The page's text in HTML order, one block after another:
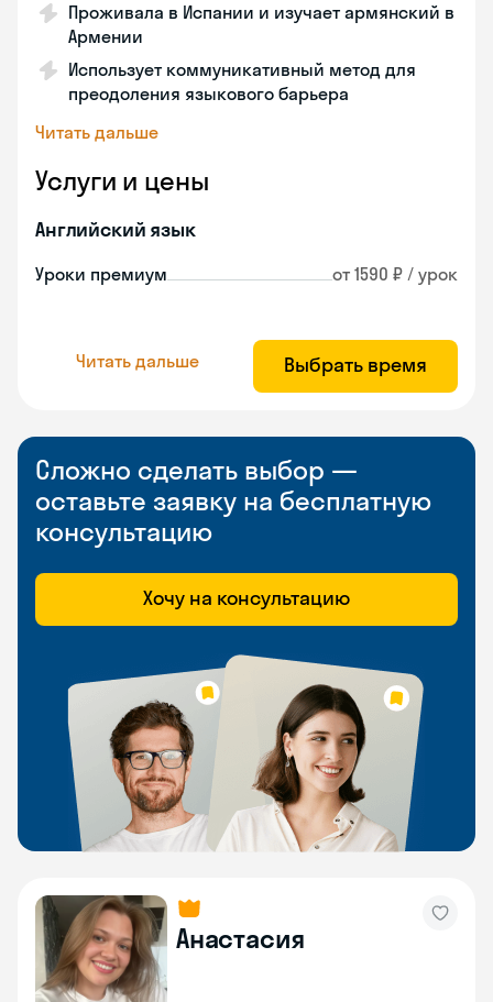
Проживала в Испании и изучает армянский в
Армении
Использует коммуникативный метод для
преодоления языкового барьера
Читать дальше
Услуги и цены
Английский язык
Уроки премиум от 1590 ₽ / урок
Читать дальше Выбрать время
Сложно сделать выбор —
оставьте заявку на бесплатную
консультацию
Хочу на консультацию
Анастасия